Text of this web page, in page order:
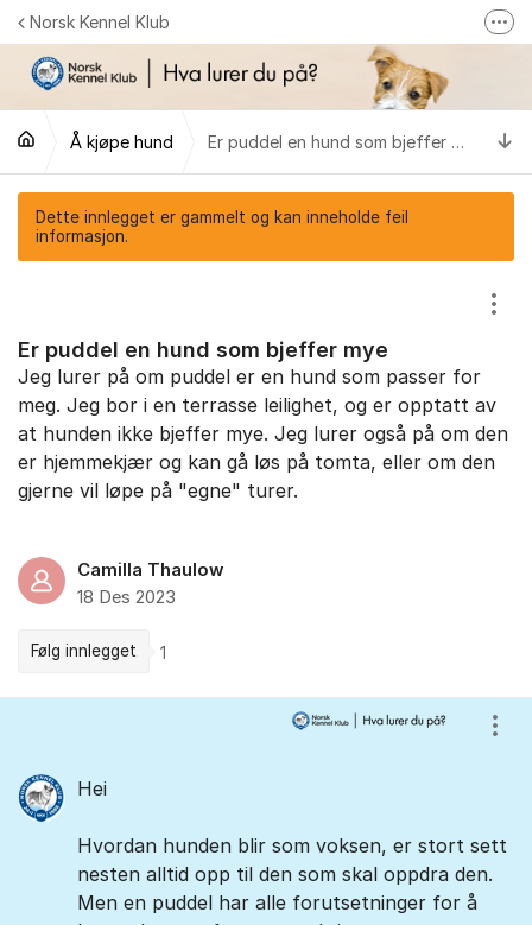
Gå til innhold
Norsk Kennel Klub
Følg oss på Facebook
Følg oss på Instagram
NKK-butikken
Tilbake til NKKs nettsider
Å kjøpe hund Er puddel en hund som bjeffer mye
Dette innlegget er gammelt og kan inneholde feil
informasjon.
Er puddel en hund som bjeffer mye
Vis/
Jeg lurer på om puddel er en hund som passer for
meg. Jeg bor i en terrasse leilighet, og er opptatt av
at hunden ikke bjeffer mye. Jeg lurer også på om den
er hjemmekjær og kan gå løs på tomta, eller om den
gjerne vil løpe på "egne" turer.
Camilla Thaulow
18 Des 2023
Følg innlegget 1
Hei
Hvordan hunden blir som voksen, er stort sett
nesten alltid opp til den som skal oppdra den.
Men en puddel har alle forutsetninger for å
Vis/